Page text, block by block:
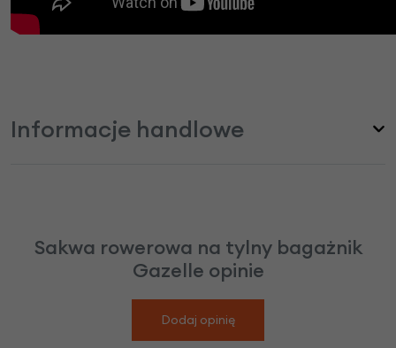
Informacje handlowe
Sakwa rowerowa na tylny bagażnik
Gazelle opinie
Dodaj opinię